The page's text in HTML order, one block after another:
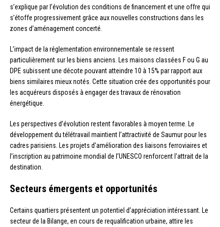
s’explique par l’évolution des conditions de financement et une offre qui
s’étoffe progressivement grâce aux nouvelles constructions dans les
zones d’aménagement concerté.
L’impact de la réglementation environnementale se ressent
particulièrement sur les biens anciens. Les maisons classées F ou G au
DPE subissent une décote pouvant atteindre 10 à 15% par rapport aux
biens similaires mieux notés. Cette situation crée des opportunités pour
les acquéreurs disposés à engager des travaux de rénovation
énergétique.
Les perspectives d’évolution restent favorables à moyen terme. Le
développement du télétravail maintient l’attractivité de Saumur pour les
cadres parisiens. Les projets d’amélioration des liaisons ferroviaires et
l’inscription au patrimoine mondial de l’UNESCO renforcent l’attrait de la
destination.
Secteurs émergents et opportunités
Certains quartiers présentent un potentiel d’appréciation intéressant. Le
secteur de la Bilange, en cours de requalification urbaine, attire les